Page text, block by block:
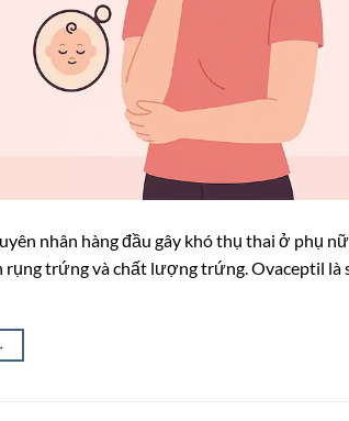
nhân hàng đầu gây khó thụ thai ở phụ nữ.
trứng và chất lượng trứng. Ovaceptil là